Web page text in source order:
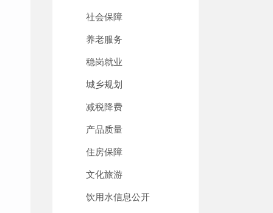
社会保障
养老服务
稳岗就业
城乡规划
减税降费
产品质量
住房保障
文化旅游
饮用水信息公开